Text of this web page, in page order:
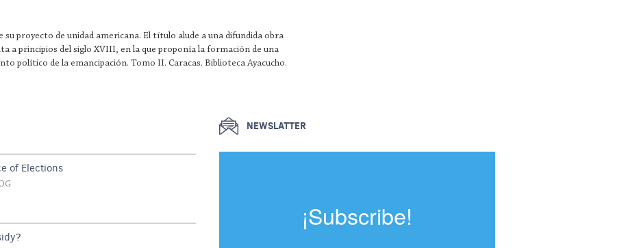
su proyecto de unidad americana. El título alude a una difundida obra
a principios del siglo XVIII, en la que proponía la formación de una
político de la emancipación. Tomo II. Caracas. Biblioteca Ayacucho.
of Elections
NEWSLATTER
¡Subscribe!